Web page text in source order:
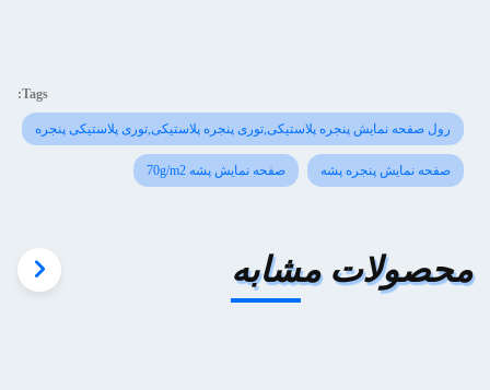
Tags:
رول صفحه نمایش پنجره پلاستیکی,توری پنجره پلاستیکی,توری پلاستیکی پنجره
صفحه نمایش پنجره پشه صفحه نمایش پشه 70g/m2
محصولات مشابه